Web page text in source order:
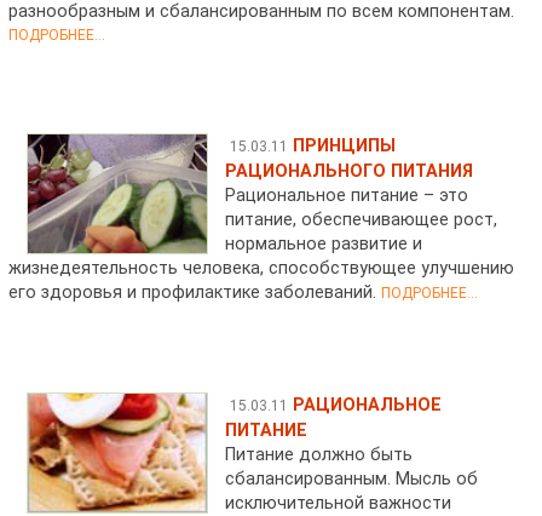
разнообразным и сбалансированным по всем компонентам.
ПОДРОБНЕЕ...
15.03.11
ПРИНЦИПЫ
РАЦИОНАЛЬНОГО ПИТАНИЯ
Рациональное питание – это
питание, обеспечивающее рост,
нормальное развитие и
жизнедеятельность человека, способствующее улучшению
его здоровья и профилактике заболеваний.ПОДРОБНЕЕ...
15.03.11
РАЦИОНАЛЬНОЕ
ПИТАНИЕ
Питание должно быть
сбалансированным. Мысль об
исключительной важности